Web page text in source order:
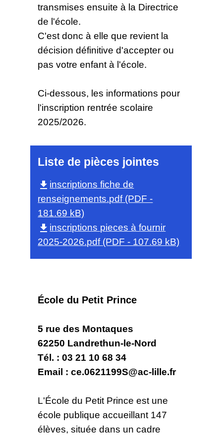
transmises ensuite à la Directrice
de l'école.
C'est donc à elle que revient la
décision définitive d'accepter ou
pas votre enfant à l'école.
Ci-dessous, les informations pour
l'inscription rentrée scolaire
2025/2026.
Liste de pièces jointes
file_downloadinscriptions fiche de
renseignements.pdf (PDF -
181.69 kB)
file_downloadinscriptions pieces à fournir
2025-2026.pdf (PDF - 107.69 kB)
École du Petit Prince
5 rue des Montaques
62250 Landrethun-le-Nord
Tél. : 03 21 10 68 34
Email : ce.0621199S@ac-lille.fr
L'École du Petit Prince est une
école publique accueillant 147
élèves, située dans un cadre